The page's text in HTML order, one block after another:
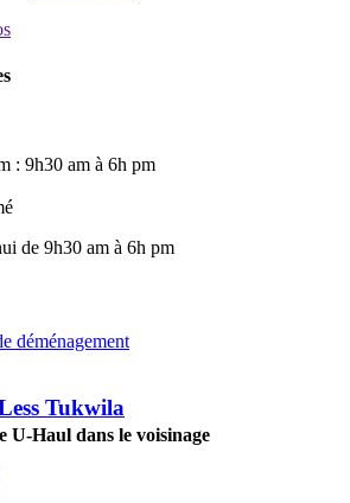
: 9h30 am à 6h pm
de 9h30 am à 6h pm
déménagement
Tukwila
U-Haul dans le voisinage